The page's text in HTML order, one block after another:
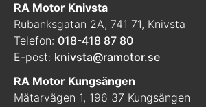
RA Motor Knivsta
Rubanksgatan 2A, 741 71, Knivsta
Telefon: 018-418 87 80
E-post: knivsta@ramotor.se
RA Motor Kungsängen
Mätarvägen 1, 196 37 Kungsängen